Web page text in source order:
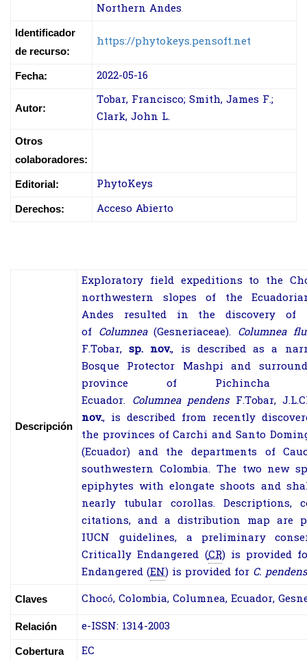
Northern Andes.
Identificador
de recurso:
https://phytokeys.pensoft.net
Fecha: 2022-05-16
Autor:
Tobar, Francisco; Smith, James F.;
Clark, John L.
Otros
colaboradores:
Editorial: PhytoKeys
Derechos: Acceso Abierto
Descripción
Exploratory field expeditions to the
northwestern slopes of the
Andes resulted in the discovery of
of Columnea(Gesneriaceae). Columnea
F.Tobar,sp. nov., is described as a
Bosque Protector Mashpi and
province of Pichincha
Ecuador. Columnea pendensF.Tobar,
nov., is described from recently
the provinces of Carchi and Santo
(Ecuador) and the departments of
southwestern Colombia. The two new
epiphytes with elongate shoots and
nearly tubular corollas. Descriptions,
citations, and a distribution map are
IUCN guidelines, a preliminary
Critically Endangered (CR) is provided
Endangered (EN) is provided for C. pendens
Claves Chocó, Colombia, Columnea, Ecuador,
Relación e-ISSN: 1314-2003
Cobertura EC